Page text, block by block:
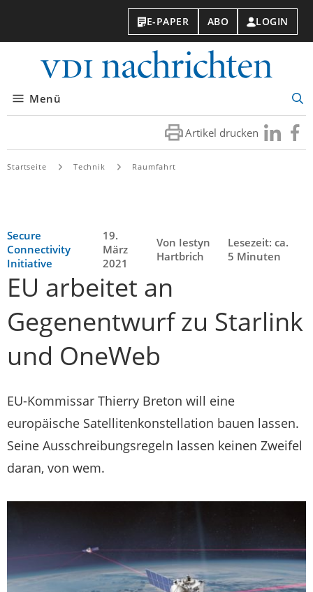
E-PAPER ABO LOGIN
Menü
Artikel drucken Besuchen
Sie
Sie
Startseite Technik Raumfahrt
Secure
Connectivity
Initiative
19.
März
2021
Von Iestyn
Hartbrich
Lesezeit: ca.
5 Minuten
EU arbeitet an
Gegenentwurf zu Starlink
und OneWeb
EU-Kommissar Thierry Breton will eine
europäische Satellitenkonstellation bauen lassen.
Seine Ausschreibungsregeln lassen keinen Zweifel
daran, von wem.